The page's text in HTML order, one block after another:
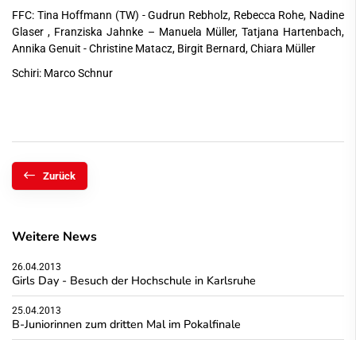
FFC: Tina Hoffmann (TW) - Gudrun Rebholz, Rebecca Rohe, Nadine
Glaser , Franziska Jahnke – Manuela Müller, Tatjana Hartenbach,
Annika Genuit - Christine Matacz, Birgit Bernard, Chiara Müller
Schiri: Marco Schnur
Zurück
Weitere News
26.04.2013
Girls Day - Besuch der Hochschule in Karlsruhe
25.04.2013
B-Juniorinnen zum dritten Mal im Pokalfinale